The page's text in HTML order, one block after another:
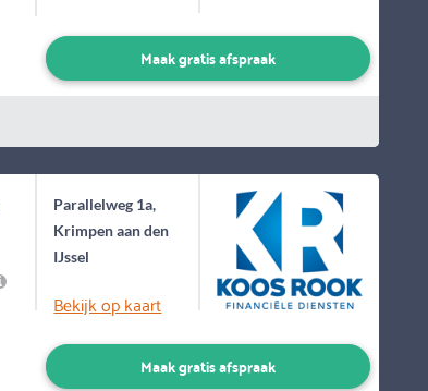
Maak gratis afspraak
Parallelweg 1a,
Krimpen aan den
IJssel
Bekijk op kaart
Maak gratis afspraak